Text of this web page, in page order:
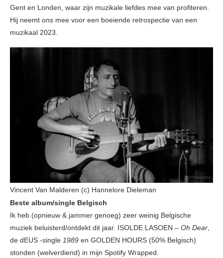
Gent en Londen, waar zijn muzikale liefdes mee van profiteren.
Hij neemt ons mee voor een boeiende retrospectie van een
muzikaal 2023.
Vincent Van Malderen (c) Hannelore Dieleman
Beste album/single Belgisch
Ik heb (opnieuw & jammer genoeg) zeer weinig Belgische
muziek beluisterd/ontdekt dit jaar. ISOLDE LASOEN – Oh Dear,
de dEUS -single 1989 en GOLDEN HOURS (50% Belgisch)
stonden (welverdiend) in mijn Spotify Wrapped.